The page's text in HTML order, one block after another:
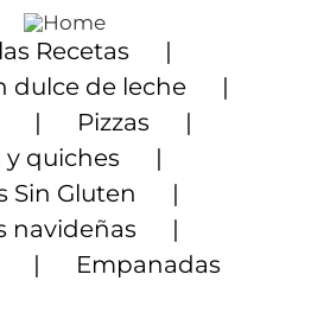
Recetas
dulce de leche
Pizzas
y quiches
Sin Gluten
navideñas
Empanadas